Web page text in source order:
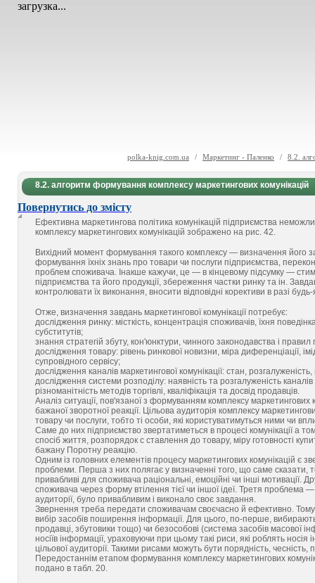
загрузка...
polka-knig.com.ua / Маркетинг - Паленко / 8.2.
8.2. алгоритм формування комплексу маркетингових комунікацій
Повернутись до змісту
Ефективна маркетингова політика комунікацій підприємства
комплексу маркетингових комунікацій зображено на рис. 42.
Вихідний момент формування такого комплексу — визначення його
формування їхніх знань про товари чи послуги підприємства,
проблем споживача. Інакше кажучи, це — в кінцевому підсумку —
підприємства та його продукції, збереження частки ринку та ін.
контролювати їх виконання, вносити відповідні корективи в разі
Отже, визначення завдань маркетингової комунікації потребує:
дослідження ринку: місткість, концентрація споживачів, їхня
субститутів;
знання стратегій збуту, кон'юнктури, чинного законодавства і
дослідження товару: рівень ринкової новизни, міра диференціації,
супровідного сервісу;
дослідження каналів маркетингової комунікації: стан, розгалуженість,
дослідження системи розподілу: наявність та розгалуженість
різноманітність методів торгівлі, кваліфікація та досвід продавців.
Аналіз ситуації, пов'язаної з формуванням комплексу маркетингових
бажаної зворотної реакції. Цільова аудиторія комплексу
товару чи послуги, тобто ті особи, які користуватимуться ними чи
Саме до них підприємство звертатиметься в процесі комунікації а
спосіб життя, розпорядок с ставлення до товару, міру готовності
бажану Поротну реакцію.
Одним із головних елементів процесу маркетингових комунікацій є
проблеми. Перша з них полягає у визначенні того, що саме сказати,
привабливі для споживача раціональні, емоційні чи інші
споживача через форму втілення тієї чи іншої ідеї. Третя проблема
аудиторії, було привабливим і виконало своє завдання.
Звернення треба передати споживачам своєчасно й ефективно.
вибір засобів поширення інформації. Для цього, по-перше,
продавці, збутовики тощо) чи безособові (система засобів масової
носіїв інформації, ураховуючи при цьому такі риси, які роблять
цільової аудиторії. Такими рисами можуть бути порядність, чесність,
Передостаннім етапом формування комплексу маркетингових
подано в табл. 20.